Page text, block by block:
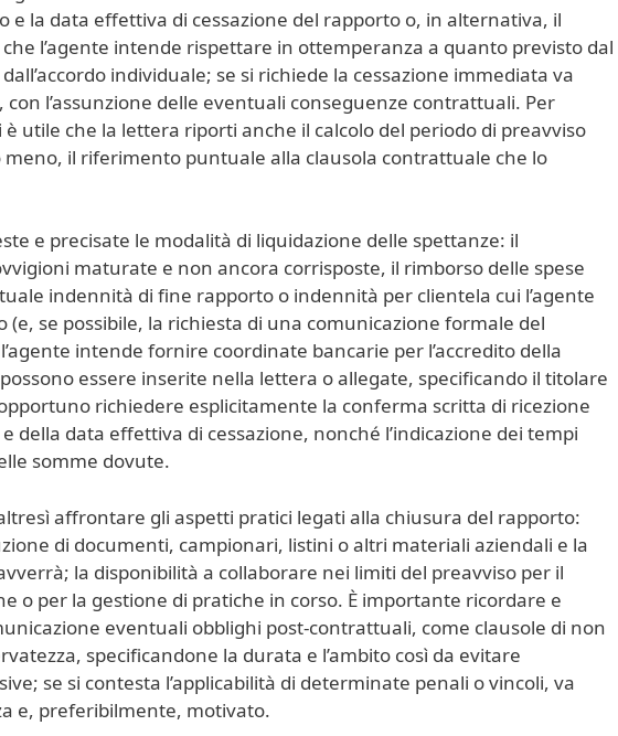
e la data effettiva di cessazione del rapporto o, in alternativa, il
l’agente intende rispettare in ottemperanza a quanto previsto dal
individuale; se si richiede la cessazione immediata va
l’assunzione delle eventuali conseguenze contrattuali. Per
utile che la lettera riporti anche il calcolo del periodo di preavviso
il riferimento puntuale alla clausola contrattuale che lo
e precisate le modalità di liquidazione delle spettanze: il
maturate e non ancora corrisposte, il rimborso delle spese
indennità di fine rapporto o indennità per clientela cui l’agente
se possibile, la richiesta di una comunicazione formale del
intende fornire coordinate bancarie per l’accredito della
essere inserite nella lettera o allegate, specificando il titolare
opportuno richiedere esplicitamente la conferma scritta di ricezione
della data effettiva di cessazione, nonché l’indicazione dei tempi
somme dovute.
affrontare gli aspetti pratici legati alla chiusura del rapporto:
di documenti, campionari, listini o altri materiali aziendali e la
la disponibilità a collaborare nei limiti del preavviso per il
o per la gestione di pratiche in corso. È importante ricordare e
eventuali obblighi post-contrattuali, come clausole di non
specificandone la durata e l’ambito così da evitare
se si contesta l’applicabilità di determinate penali o vincoli, va
e, preferibilmente, motivato.